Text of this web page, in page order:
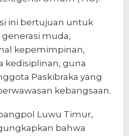
ini bertujuan untuk
muda,
kepemimpinan,
kedisiplinan, guna
Paskibraka yang
kebangsaan.
Luwu Timur,
bahwa